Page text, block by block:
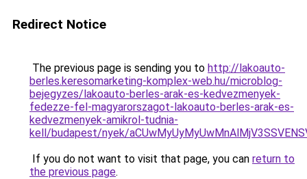
Redirect Notice
The previous page is sending you to http://lakoauto-
berles.keresomarketing-komplex-web.hu/microblog-
bejegyzes/lakoauto-berles-arak-es-kedvezmenyek-
fedezze-fel-magyarorszagot-lakoauto-berles-arak-es-
kedvezmenyek-amikrol-tudnia-
kell/budapest/nyek/
If you do not want to visit that page, you can return to
the previous page.